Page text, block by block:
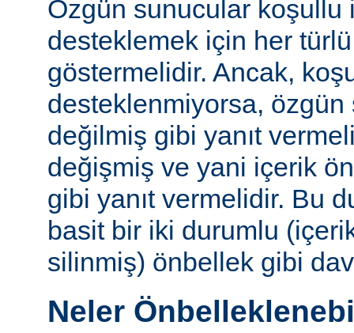
Özgün sunucular koşullu
desteklemek için her türlü
göstermelidir. Ancak,
desteklenmiyorsa,
değilmiş gibi yanıt
değişmiş ve yani içerik
gibi yanıt vermelidir. Bu
basit bir iki durumlu
silinmiş) önbellek gibi
Neler